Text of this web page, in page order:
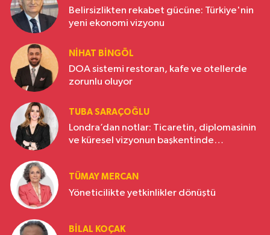
Belirsizlikten rekabet gücüne: Türkiye'nin
yeni ekonomi vizyonu
NIHAT BINGÖL
DOA sistemi restoran, kafe ve otellerde
zorunlu oluyor
TUBA SARAÇOĞLU
Londra’dan notlar: Ticaretin, diplomasinin
ve küresel vizyonun başkentinde
TÜMAY MERCAN
Yöneticilikte yetkinlikler dönüştü
BILAL KOÇAK